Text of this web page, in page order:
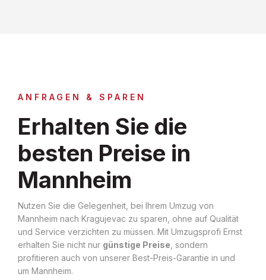
ANFRAGEN & SPAREN
Erhalten Sie die
besten Preise in
Mannheim
Nutzen Sie die Gelegenheit, bei Ihrem Umzug von
Mannheim nach Kragujevac zu sparen, ohne auf Qualität
und Service verzichten zu müssen. Mit Umzugsprofi Ernst
erhalten Sie nicht nur günstige Preise , sondern
profitieren auch von unserer Best-Preis-Garantie in und
um Mannheim.